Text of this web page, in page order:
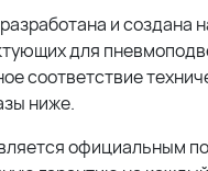
и создана
для
соответствие
ниже.
официальным